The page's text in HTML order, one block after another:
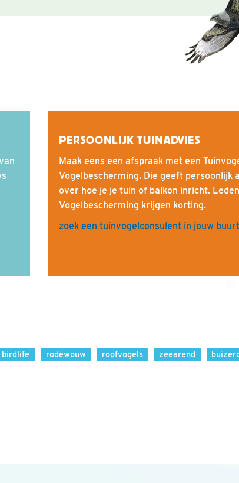
PERSOONLIJK TUINADVIES
Maak eens een afspraak met een
Vogelbescherming. Die geeft persoonlijk
over hoe je je tuin of balkon inricht.
Vogelbescherming krijgen korting.
zoek een tuinvogelconsulent in jouw buurt
birdlife rodewouw roofvogels zeearend